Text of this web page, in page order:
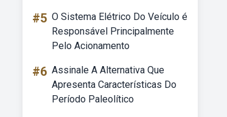
#5 O Sistema Elétrico Do Veículo é
Responsável Principalmente
Pelo Acionamento
#6 Assinale A Alternativa Que
Apresenta Características Do
Período Paleolítico